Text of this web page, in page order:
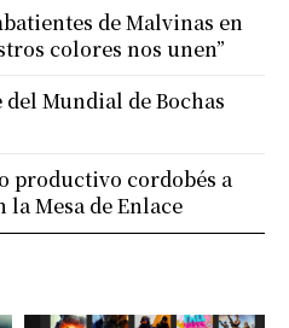
de Malvinas en
colores nos unen”
del Mundial de Bochas
productivo cordobés a
Mesa de Enlace